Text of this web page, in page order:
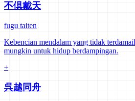
不倶戴天
fugu taiten
Kebencian mendalam yang tidak
mungkin untuk hidup berdampingan.
+
呉越同舟